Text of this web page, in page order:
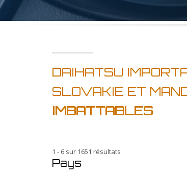
DAIHATSU
SLOVAKIE ET
IMBATTABLES
1 - 6 sur 1651 résultats
Pays